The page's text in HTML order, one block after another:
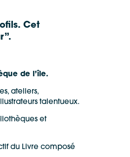
Cet
de l’île.
ateliers,
talentueux.
et
du Livre composé